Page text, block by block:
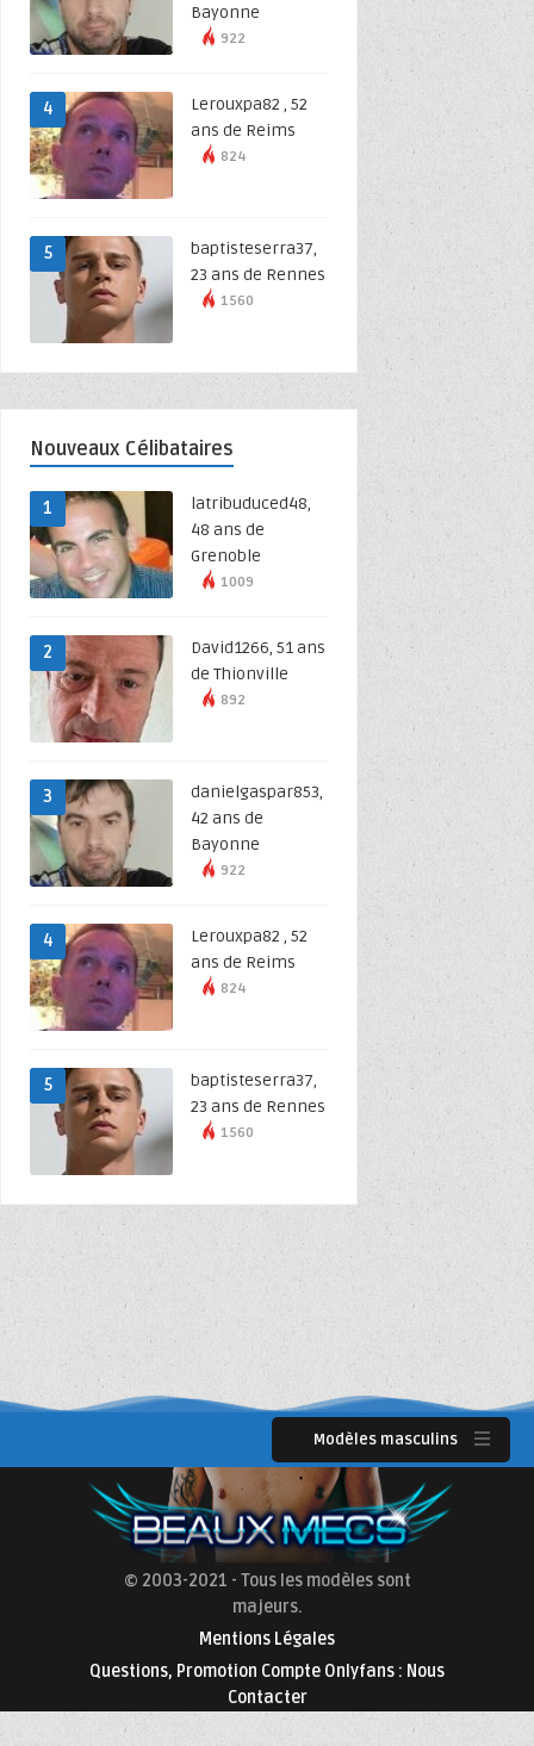
Bayonne
922
4
Lerouxpa82 , 52
ans de Reims
824
5
baptisteserra37,
23 ans de Rennes
1560
Nouveaux Célibataires
1
latribuduced48,
48 ans de
Grenoble
1009
2
David1266, 51 ans
de Thionville
892
3
danielgaspar853,
42 ans de
Bayonne
922
4
Lerouxpa82 , 52
ans de Reims
824
5
baptisteserra37,
23 ans de Rennes
1560
Modèles masculins
© 2003-2021 - Tous les modèles sont
majeurs.
Mentions Légales
Questions, Promotion Compte Onlyfans : Nous
Contacter